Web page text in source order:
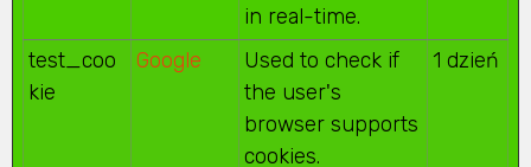
in real-time.
test_coo
kie
Google
Used to check if
the user's
browser supports
cookies.
1 dzień